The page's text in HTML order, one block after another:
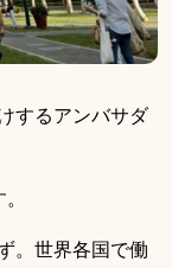
するアンバサダ
。世界各国で働